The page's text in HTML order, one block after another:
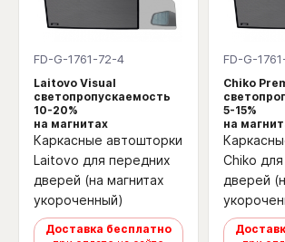
FD-G-1761-72-4
Laitovo Visual
светопропускаемость
10-20%
на магнитах
Каркасные автошторки
Laitovo для передних
дверей (на магнитах
укороченный)
Доставка бесплатно
FD-G-
Chiko
5-15%
на
Chiko
дверей